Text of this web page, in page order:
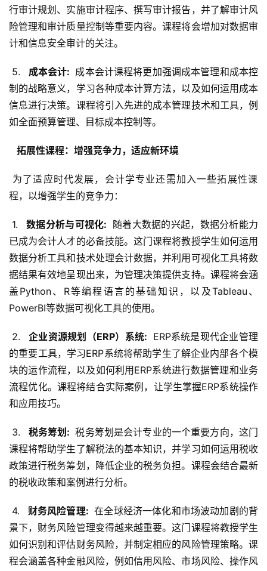
行审计规划、实施审计程序、撰写审计报告，并了解审计风
险管理和审计质量控制等重要内容。课程将会增加对数据审
计和信息安全审计的关注。
5.
  成本会计:
成本会计课程将更加强调成本管理和成本控
制的战略意义，学习各种成本计算方法，以及如何运用成本
信息进行决策。课程将引入先进的成本管理技术和工具，例
如全面预算管理、目标成本控制等。
  拓展性课程：增强竞争力，适应新环境
程，以增强学生的竞争力：
1.
  数据分析与可视化:
随着大数据的兴起，数据分析能力
已成为会计人才的必备技能。这门课程将教授学生如何运用
数据分析工具和技术处理会计数据，并利用可视化工具将数
据结果有效地呈现出来，为管理决策提供支持。课程将会涵
盖Python、R等编程语言的基础知识，以及Tableau、
PowerBI等数据可视化工具的使用。
2.
  企业资源规划（ERP）系统:
ERP系统是现代企业管理
的重要工具，学习ERP系统将帮助学生了解企业内部各个模
块的运作流程，以及如何利用ERP系统进行数据管理和业务
流程优化。课程将结合实际案例，让学生掌握ERP系统操作
和应用技巧。
3.
  税务筹划:
税务筹划是会计专业的一个重要方向，这门
课程将帮助学生了解税法的基本知识，并学习如何运用税收
政策进行税务筹划，降低企业的税务负担。课程会结合最新
的税收政策和案例进行分析。
4.
  财务风险管理:
在全球经济一体化和市场波动加剧的背
景下，财务风险管理变得越来越重要。这门课程将教授学生
如何识别和评估财务风险，并制定相应的风险管理策略。课
程会涵盖各种金融风险，例如信用风险、市场风险、操作风